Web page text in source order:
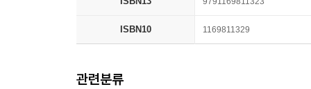
ISBN10 1169811329
관련분류